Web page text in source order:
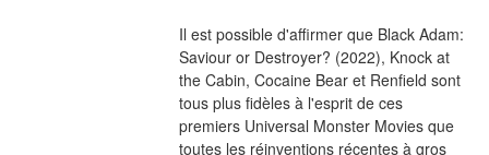
Il est possible d'affirmer que Black Adam:
Saviour or Destroyer? (2022), Knock at
the Cabin, Cocaine Bear et Renfield sont
tous plus fidèles à l'esprit de ces
premiers Universal Monster Movies que
toutes les réinventions récentes à gros